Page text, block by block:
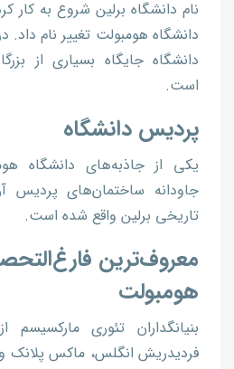
دانشگاه جایگاه بسیاری از
است.
پردیس دانشگاه
یکی از جاذبه‌های دانشگاه
جاودانه ساختمان‌های
تاریخی برلین واقع شده است.
معروف‌ترین
هومبولت
بنیانگداران تئوری
فردیدریش انگلس، ماکس پلانک